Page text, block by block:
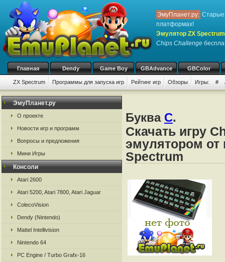
ЭмуПланет.ру: Старые
платформах!
Эмулятор ZX
Chips Challenge
Главная Dendy Game Boy GBAdvance GBColor
ZX Spectrum Программы для запуска игр Рейтинг игр Обзоры Игры: #
ЭмуПланет.ру
О проекте
Новости игр и программ
Вопросы и предложения
Мини Игры
Консоли
Atari 2600
Atari 5200, Atari 7800, Atari Jaguar
ColecoVision
Dendy (Nintendo)
Mattel Intellivision
Nintendo 64
PC Engine / Turbo Grafx-16
Буква C.
Скачать игру
эмулятором от
Spectrum